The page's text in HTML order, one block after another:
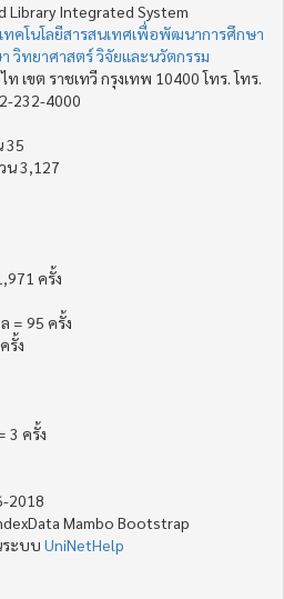
Library Integrated System
ทคโนโลยีสารสนเทศเพื่อพัฒนาการศึกษา
วิทยาศาสตร์ วิจัยและนวัตกรรม
เขต ราชเทวี กรุงเทพ 10400 โทร. โทร.
232-4000
35
น 3,127
ครั้ง
= 95 ครั้ง
รั้ง
3 ครั้ง
2018
Mambo Bootstrap
ะบบ UniNetHelp